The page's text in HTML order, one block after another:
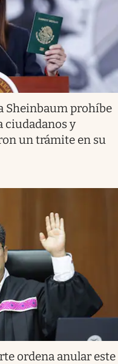
Sheinbaum prohíbe
ciudadanos y
un trámite en su
ordena anular este